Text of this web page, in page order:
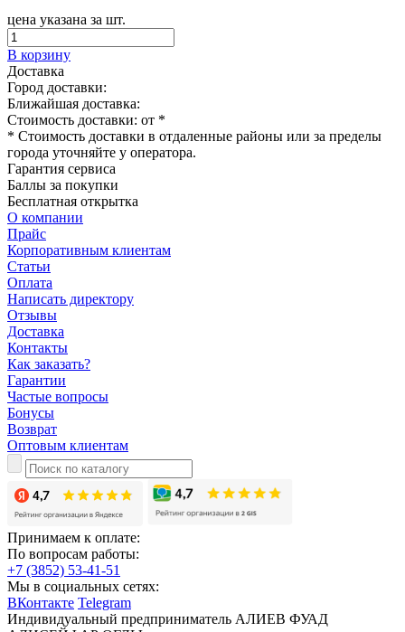
цена указана за шт.
В корзину
Доставка
Город доставки:
Ближайшая доставка:
Стоимость доставки: от *
* Стоимость доставки в отдаленные районы или за пределы
города уточняйте у оператора.
Гарантия сервиса
Баллы за покупки
Бесплатная открытка
О компании
Прайс
Корпоративным клиентам
Статьи
Оплата
Написать директору
Отзывы
Доставка
Контакты
Как заказать?
Гарантии
Частые вопросы
Бонусы
Возврат
Оптовым клиентам
Принимаем к оплате:
По вопросам работы:
+7 (3852) 53-41-51
Мы в социальных сетях:
ВКонтакте Telegram
Индивидуальный предприниматель АЛИЕВ ФУАД